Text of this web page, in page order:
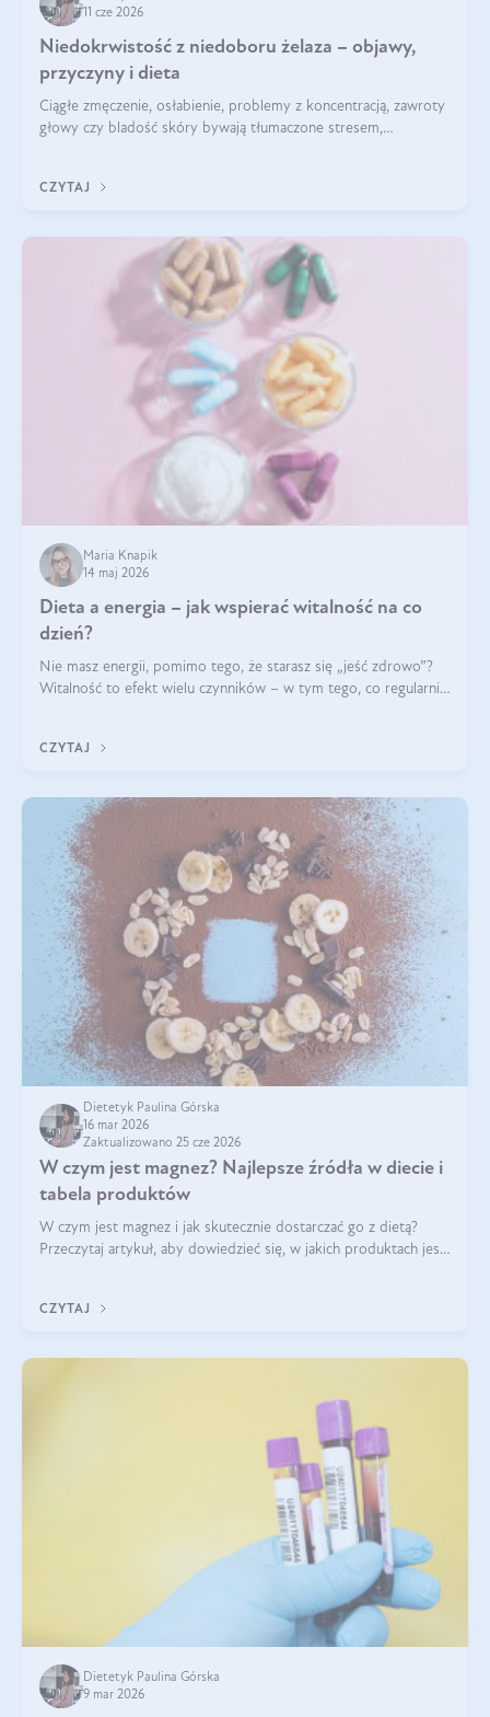
11 cze 2026
Niedokrwistość z niedoboru żelaza – objawy,
przyczyny i dieta
Ciągłe zmęczenie, osłabienie, problemy z koncentracją, zawroty
głowy czy bladość skóry bywają tłumaczone stresem,
CZYTAJ
Maria Knapik
14 maj 2026
Dieta a energia – jak wspierać witalność na co
dzień?
Nie masz energii, pomimo tego, że starasz się „jeść zdrowo”?
Witalność to efekt wielu czynników – w tym tego, co regularnie
CZYTAJ
Dietetyk Paulina Górska
16 mar 2026
Zaktualizowano 25 cze 2026
W czym jest magnez? Najlepsze źródła w diecie i
tabela produktów
W czym jest magnez i jak skutecznie dostarczać go z dietą?
Przeczytaj artykuł, aby dowiedzieć się, w jakich produktach jest
CZYTAJ
Dietetyk Paulina Górska
9 mar 2026